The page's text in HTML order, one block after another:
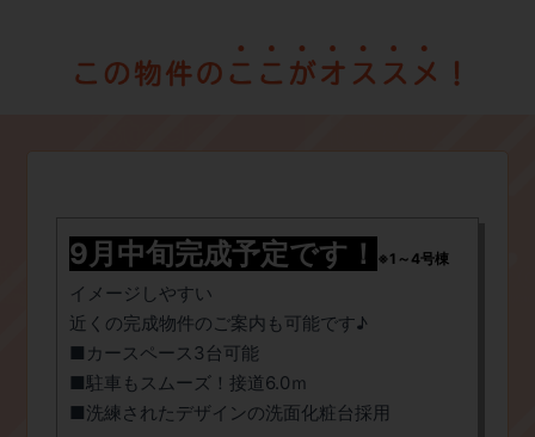
9月中旬完成予定です！ ※1～4号棟
イメージしやすい
近くの完成物件のご案内も可能です♪
​■カースペース3台可能
​■駐車もスムーズ！接道6.0ｍ
​■洗練されたデザインの洗面化粧台採用